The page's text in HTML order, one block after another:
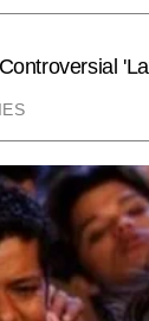
संभाल रही हैं। कुसुम को
वे एग्जाम टिप्स, करियर
भरोसेमंद कंटेंट तैयार
का माध्यम नहीं, बल्कि